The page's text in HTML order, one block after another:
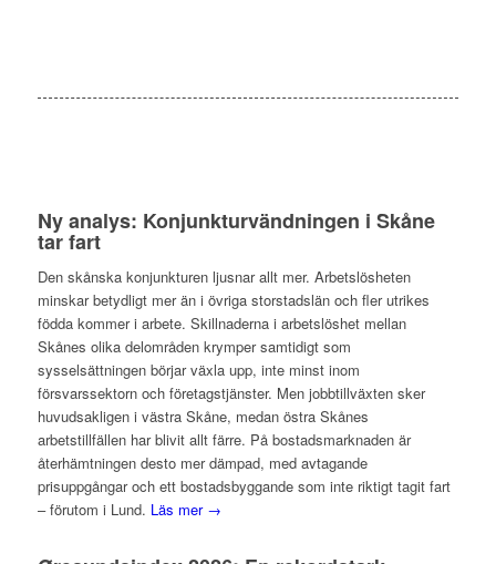
Ny analys: Konjunkturvändningen i Skåne
tar fart
Den skånska konjunkturen ljusnar allt mer. Arbetslösheten
minskar betydligt mer än i övriga storstadslän och fler utrikes
födda kommer i arbete. Skillnaderna i arbetslöshet mellan
Skånes olika delområden krymper samtidigt som
sysselsättningen börjar växla upp, inte minst inom
försvarssektorn och företagstjänster. Men jobbtillväxten sker
huvudsakligen i västra Skåne, medan östra Skånes
arbetstillfällen har blivit allt färre. På bostadsmarknaden är
återhämtningen desto mer dämpad, med avtagande
prisuppgångar och ett bostadsbyggande som inte riktigt tagit fart
– förutom i Lund. Läs mer →